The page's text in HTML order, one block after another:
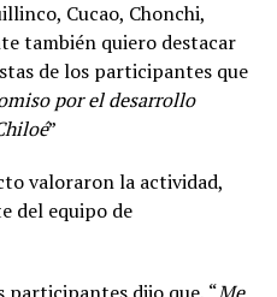
Cucao, Chonchi,
también quiero destacar
de los participantes que
por el desarrollo
”
valoraron la actividad,
del equipo de